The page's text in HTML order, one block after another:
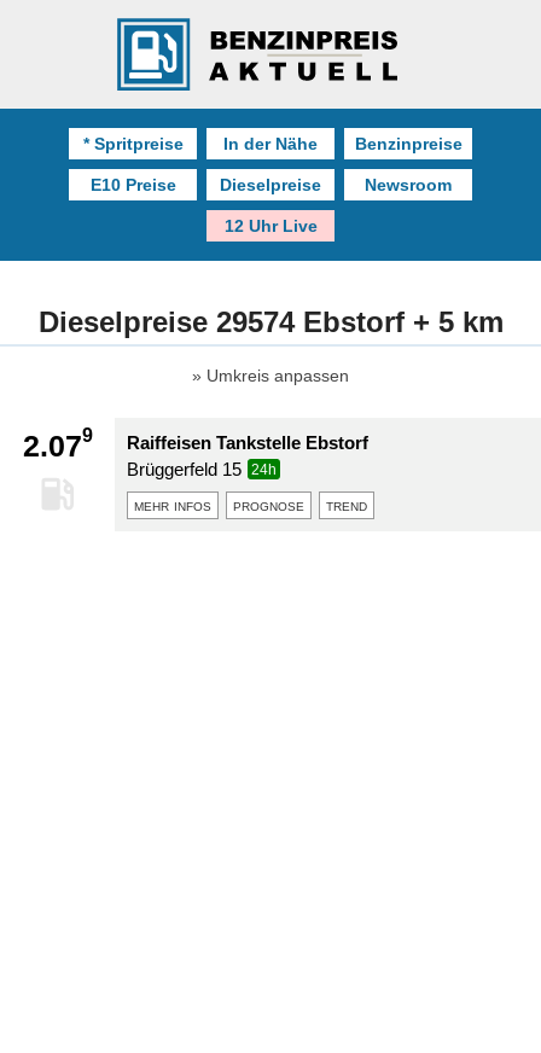
* Spritpreise In der Nähe Benzinpreise
E10 Preise Dieselpreise Newsroom
12 Uhr Live
Dieselpreise 29574 Ebstorf + 5 km
Umkreis anpassen
2.079
Raiffeisen Tankstelle Ebstorf
Brüggerfeld 15
24h
mehr infos prognose trend